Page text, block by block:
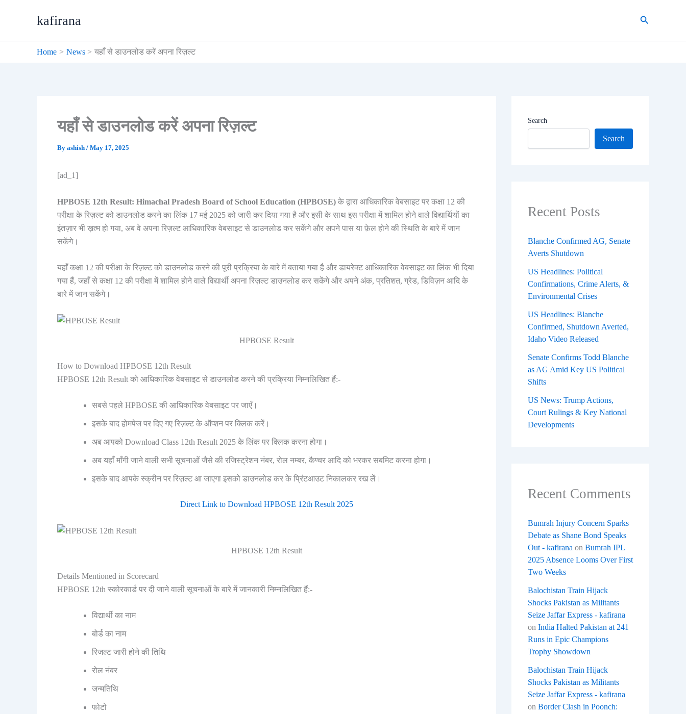
kafirana Search
Home News यहाँ से डाउनलोड करें अपना रिज़ल्ट
यहाँ से डाउनलोड करें अपना रिज़ल्ट
By ashish / May 17, 2025
[ad_1]
HPBOSE 12th Result: Himachal Pradesh Board of School Education (HPBOSE) के द्वारा आधिकारिक वेबसाइट पर कक्षा 12 की
परीक्षा के रिज़ल्ट को डाउनलोड करने का लिंक 17 मई 2025 को जारी कर दिया गया है और इसी के साथ इस परीक्षा में शामिल होने वाले विद्यार्थियों का
इंतज़ार भी ख़त्म हो गया, अब वे अपना रिज़ल्ट आधिकारिक वेबसाइट से डाउनलोड कर सकेंगे और अपने पास या फ़ेल होने की स्थिति के बारे में जान
सकेंगे।
यहाँ कक्षा 12 की परीक्षा के रिज़ल्ट को डाउनलोड करने की पूरी प्रक्रिया के बारे में बताया गया है और डायरेक्ट आधिकारिक वेबसाइट का लिंक भी दिया
गया हैं, जहाँ से कक्षा 12 की परीक्षा में शामिल होने वाले विद्यार्थी अपना रिज़ल्ट डाउनलोड कर सकेंगे और अपने अंक, प्रतिशत, ग्रेड, डिविज़न आदि के
बारे में जान सकेंगे।
HPBOSE Result
How to Download HPBOSE 12th Result
HPBOSE 12th Result को आधिकारिक वेबसाइट से डाउनलोड करने की प्रक्रिया निम्नलिखित हैं:-
सबसे पहले HPBOSE की आधिकारिक वेबसाइट पर जाएँ।
इसके बाद होमपेज पर दिए गए रिज़ल्ट के ऑप्शन पर क्लिक करें।
अब आपको Download Class 12th Result 2025 के लिंक पर क्लिक करना होगा।
अब यहाँ माँगी जाने वाली सभी सूचनाओं जैसे की रजिस्ट्रेशन नंबर, रोल नम्बर, कैप्चर आदि को भरकर सबमिट करना होगा।
इसके बाद आपके स्क्रीन पर रिज़ल्ट आ जाएगा इसको डाउनलोड कर के प्रिंटआउट निकालकर रख लें।
Direct Link to Download HPBOSE 12th Result 2025
HPBOSE 12th Result
Details Mentioned in Scorecard
HPBOSE 12th स्कोरकार्ड पर दी जाने वाली सूचनाओं के बारे में जानकारी निम्नलिखित हैं:-
विद्यार्थी का नाम
बोर्ड का नाम
रिजल्ट जारी होने की तिथि
रोल नंबर
जन्मतिथि
फोटो
Search
Search
Recent Posts
Blanche Confirmed AG, Senate
Averts Shutdown
US Headlines: Political
Confirmations, Crime Alerts, &
Environmental Crises
US Headlines: Blanche
Confirmed, Shutdown Averted,
Idaho Video Released
Senate Confirms Todd Blanche
as AG Amid Key US Political
Shifts
US News: Trump Actions,
Court Rulings & Key National
Developments
Recent Comments
Bumrah Injury Concern Sparks
Debate as Shane Bond Speaks
Out - kafirana on Bumrah IPL
2025 Absence Looms Over First
Two Weeks
Balochistan Train Hijack
Shocks Pakistan as Militants
Seize Jaffar Express - kafirana
on India Halted Pakistan at 241
Runs in Epic Champions
Trophy Showdown
Balochistan Train Hijack
Shocks Pakistan as Militants
Seize Jaffar Express - kafirana
on Border Clash in Poonch: